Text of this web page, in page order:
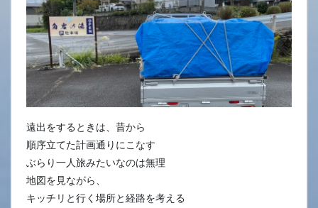
遠出をするときは、昔から
順序立てた計画通りにこなす
ぶらり一人旅みたいなのは無理
地図を見ながら、
キッチリと行く場所と経路を考える